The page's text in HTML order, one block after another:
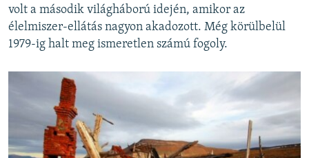
volt a második világháború idején, amikor az
élelmiszer-ellátás nagyon akadozott. Még körülbelül
1979-ig halt meg ismeretlen számú fogoly.